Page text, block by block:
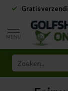
Gratis
MENU